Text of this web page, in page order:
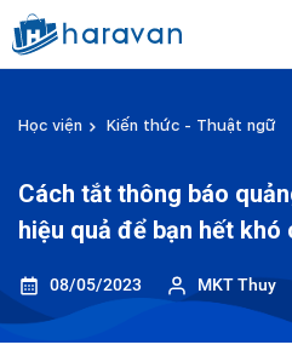
Học viện Kiến thức - Thuật ngữ
Cách tắt thông báo
hiệu quả để bạn hết khó
08/05/2023 MKT Thuy